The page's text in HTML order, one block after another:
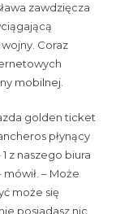
zawdzięcza
Coraz
mobilnej.
płynący
z naszego biura
– Może
może się
posiadasz nic